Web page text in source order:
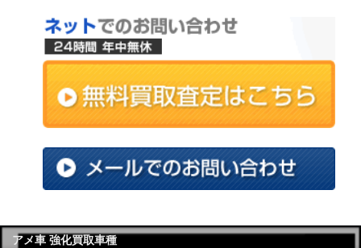
アメ車 強化買取車種